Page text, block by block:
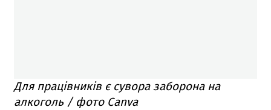
Для працівників є сувора заборона на
алкоголь / фото Canva